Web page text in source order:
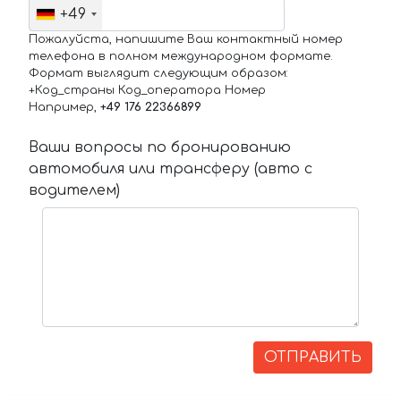
+49
Пожалуйста, напишите Ваш контактный номер
телефона в полном международном формате.
Формат выглядит следующим образом:
+Код_страны Код_оператора Номер
Например, +49 176 22366899
Ваши вопросы по бронированию
автомобиля или трансферу (авто с
водителем)
ОТПРАВИТЬ